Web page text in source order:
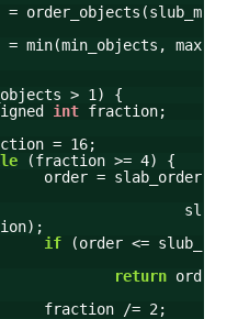
= order_objects(slub_m
= min(min_objects, max
> 1) {
int fraction;
= 16;
(fraction >= 4) {
order = slab_order
sl
if
(order <= slub_
return ord
fraction /= 2;